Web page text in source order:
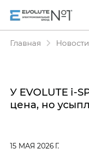
Главная Новости
У EVOLUTE
цена, но
15 МАЯ 2026 Г.